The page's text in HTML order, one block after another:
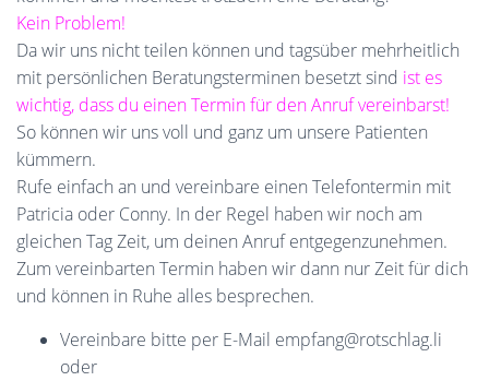
Kein Problem!
Da wir uns nicht teilen können und tagsüber mehrheitlich
mit persönlichen Beratungsterminen besetzt sind ist es
wichtig, dass du einen Termin für den Anruf vereinbarst!
So können wir uns voll und ganz um unsere Patienten
kümmern.
Rufe einfach an und vereinbare einen Telefontermin mit
Patricia oder Conny. In der Regel haben wir noch am
gleichen Tag Zeit, um deinen Anruf entgegenzunehmen.
Zum vereinbarten Termin haben wir dann nur Zeit für dich
und können in Ruhe alles besprechen.
Vereinbare bitte per E-Mail empfang@rotschlag.li
oder